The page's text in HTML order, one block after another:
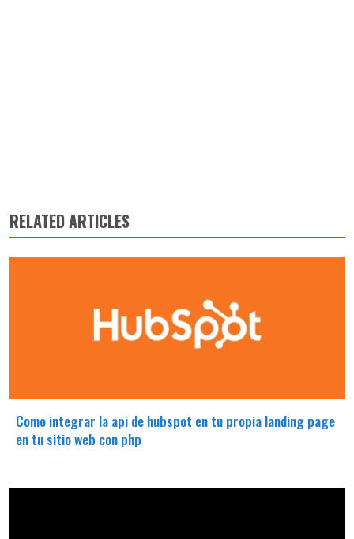
RELATED ARTICLES
Como integrar la api de hubspot en tu propia landing page
en tu sitio web con php